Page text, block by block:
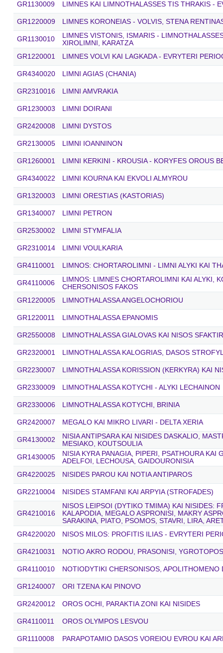
GR1130009 LIMNES KAI LIMNOTHALASSES TIS THRAKIS -
GR1220009 LIMNES KORONEIAS - VOLVIS, STENA
GR1130010
LIMNES VISTONIS, ISMARIS -
XIROLIMNI, KARATZA
GR1220001
LIMNES VOLVI KAI LAGKADA - EVRYTERI
GR4340020 LIMNI AGIAS (CHANIA)
GR2310016 LIMNI AMVRAKIA
GR1230003 LIMNI DOIRANI
GR2420008 LIMNI DYSTOS
GR2130005 LIMNI IOANNINON
GR1260001 LIMNI KERKINI - KROUSIA - KORYFES OROUS
GR4340022 LIMNI KOURNA KAI EKVOLI ALMYROU
GR1320003 LIMNI ORESTIAS (KASTORIAS)
GR1340007 LIMNI PETRON
GR2530002 LIMNI STYMFALIA
GR2310014 LIMNI VOULKARIA
GR4110001 LIMNOS: CHORTAROLIMNI - LIMNI ALYKI KAI
GR4110006
LIMNOS: LIMNES CHORTAROLIMNI KAI ALYKI,
CHERSONISOS FAKOS
GR1220005
LIMNOTHALASSA ANGELOCHORIOU
GR1220011 LIMNOTHALASSA EPANOMIS
GR2550008 LIMNOTHALASSA GIALOVAS KAI NISOS
GR2320001 LIMNOTHALASSA KALOGRIAS, DASOS
GR2230007 LIMNOTHALASSA KORISSION (KERKYRA) KAI
GR2330009 LIMNOTHALASSA KOTYCHI - ALYKI LECHAINON
GR2330006 LIMNOTHALASSA KOTYCHI, BRINIA
GR2420007 MEGALO KAI MIKRO LIVARI - DELTA XERIA
GR4130002
NISIA ANTIPSARA KAI NISIDES DASKALIO,
MESIAKO, KOUTSOULIA
GR1430005
NISIA KYRA PANAGIA, PIPERI, PSATHOURA
ADELFOI, LECHOUSA, GAIDOURONISIA
GR4220025
NISIDES PAROU KAI NOTIA ANTIPAROS
GR2210004 NISIDES STAMFANI KAI ARPYIA (STROFADES)
GR4210016
NISOS LEIPSOI (DYTIKO TMIMA) KAI NISIDES:
KALAPODIA, MEGALO ASPRONISI, MAKRY
SARAKINA, PIATO, PSOMOS, STAVRI, LIRA,
GR4220020
NISOS MILOS: PROFITIS ILIAS - EVRYTERI
GR4210031 NOTIO AKRO RODOU, PRASONISI,
GR4110010 NOTIODYTIKI CHERSONISOS, APOLITHOMENO
GR1240007 ORI TZENA KAI PINOVO
GR2420012 OROS OCHI, PARAKTIA ZONI KAI NISIDES
GR4110011 OROS OLYMPOS LESVOU
GR1110008 PARAPOTAMIO DASOS VOREIOU EVROU KAI